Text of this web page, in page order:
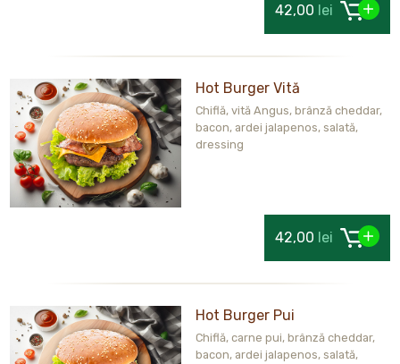
42,00 lei
Hot Burger Vită
Chiflă, vită Angus, brânză cheddar,
bacon, ardei jalapenos, salată,
dressing
42,00 lei
Hot Burger Pui
Chiflă, carne pui, brânză cheddar,
bacon, ardei jalapenos, salată,